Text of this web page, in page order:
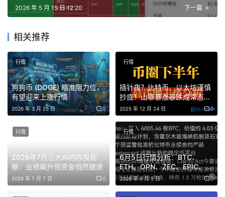
不跌破的话短期还是有反弹的迹象。上方压力2268-
时级别站稳2268向上看2300-2337。
上方留意2346给到空一手， 突破2383止损。 左侧插针订
单：2158多，跌破2120止损。
下一篇
2026 年 5 月 15 日 12:20
相关推荐
狗狗币 (DOGE) 瞄准阻力位，
有望迎来上涨行情
2026 年 3 月 25 日 0
行情
插针夜？比特币、以太坊谨慎
抄底！山寨暴涨暴跌成常态：
SRC、LIGHT、PIPPIN、
SOL、USD1反弹如何上车？
2025 年 12 月 24 日 0
行情
2026年7月三大AI内存股观
察：业绩飙升但资金悄然撤退
2026 年 7 月 7 日 0
行情
6月5日行情分析：BTC、
ETH、OPN、ZEC、EPIC、
HOME
2026 年 6 月 5 日 0
行情